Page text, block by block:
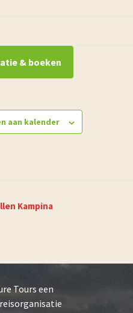
& boeken
aan kalender
Kampina
Tours een